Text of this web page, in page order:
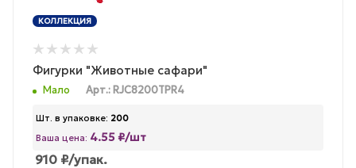
КОЛЛЕКЦИЯ
Фигурки "Животные сафари"
Мало Арт.: RJC8200TPR4
Шт. в упаковке: 200
Ваша цена: 4.55 ₽/шт
910 ₽/упак.